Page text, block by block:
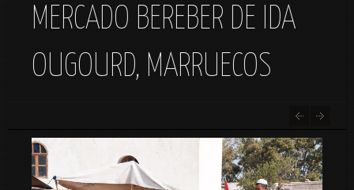
MERCADO BEREBER DE IDA
OUGOURD, MARRUECOS